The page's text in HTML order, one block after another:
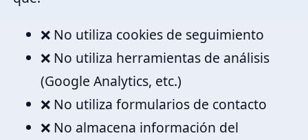
❌ No utiliza cookies de seguimiento
❌ No utiliza herramientas de análisis
(Google Analytics, etc.)
❌ No utiliza formularios de contacto
❌ No almacena información del